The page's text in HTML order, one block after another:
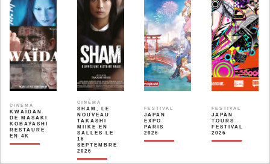
CINÉMA
KWAÏDAN
DE MASAKI
KOBAYASHI
RESTAURÉ
EN 4K
CINÉMA
SHAM, LE
NOUVEAU
TAKASHI
MIIKE EN
SALLES LE
16
SEPTEMBRE
2026
FESTIVAL
JAPAN
EXPO
PARIS
2026
FESTIVAL
JAPAN
TOURS
FESTIVAL
2026